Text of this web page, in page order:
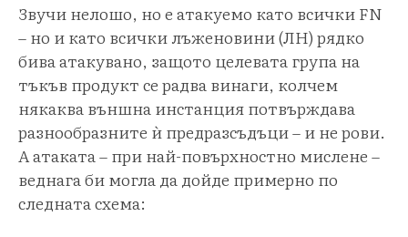
Звучи нелошо, но е атакуемо като всички FN
– но и като всички лъженовини (ЛН) рядко
бива атакувано, защото целевата група на
тъкъв продукт се радва винаги, колчем
някаква външна инстанция потвърждава
разнообразните ѝ предразсъдъци – и не рови.
А атаката – при най-повърхностно мислене –
веднага би могла да дойде примерно по
следната схема: